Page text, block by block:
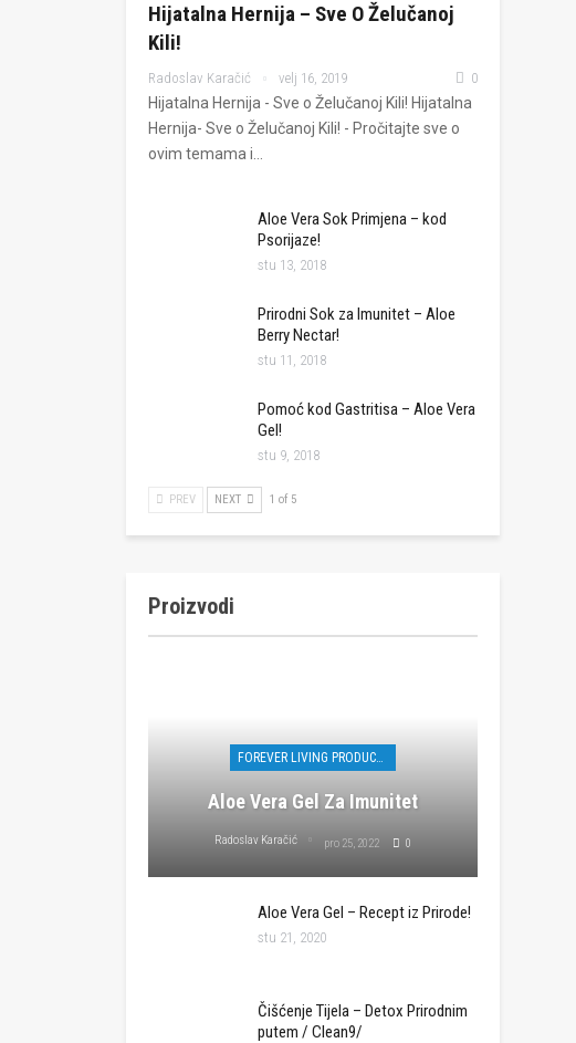
Hijatalna Hernija – Sve O Želučanoj
Kili!
Radoslav Karačić velj 16, 2019 0
Hijatalna Hernija - Sve o Želučanoj Kili! Hijatalna
Hernija- Sve o Želučanoj Kili! - Pročitajte sve o
ovim temama i…
Aloe Vera Sok Primjena – kod
Psorijaze!
stu 13, 2018
Prirodni Sok za Imunitet – Aloe
Berry Nectar!
stu 11, 2018
Pomoć kod Gastritisa – Aloe Vera
Gel!
stu 9, 2018
PREV NEXT 1 of 5
Proizvodi
FOREVER LIVING PRODUCTS
Aloe Vera Gel Za Imunitet
Radoslav Karačić pro 25, 2022 0
Aloe Vera Gel – Recept iz Prirode!
stu 21, 2020
Čišćenje Tijela – Detox Prirodnim
putem / Clean9/